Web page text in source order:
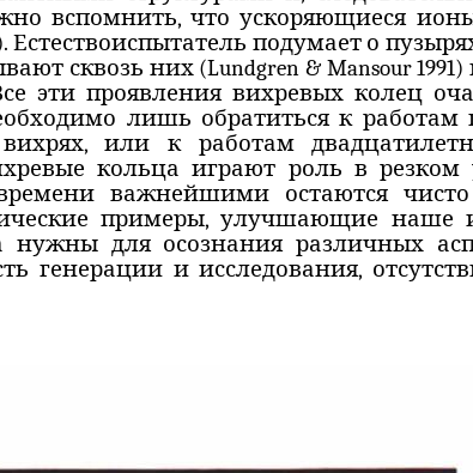
вспомнить, что ускоряющиеся
Естествоиспытатель подумает о
сквозь них (Lundgren & Mansour
эти проявления вихревых колец
лишь обратиться к
или к работам
кольца играют роль в
важнейшими остаются чисто
примеры, улучшающие наше
нужны для осознания различных
генерации и исследования,